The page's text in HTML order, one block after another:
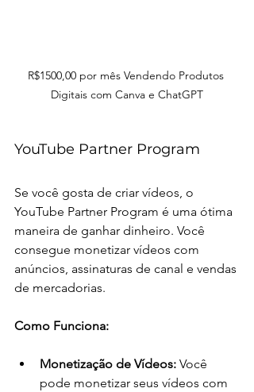
R$1500,00 por mês Vendendo Produtos
Digitais com Canva e ChatGPT
YouTube Partner Program
Se você gosta de criar vídeos, o
YouTube Partner Program é uma ótima
maneira de ganhar dinheiro. Você
consegue monetizar vídeos com
anúncios, assinaturas de canal e vendas
de mercadorias.
Como Funciona:
Monetização de Vídeos: Você
pode monetizar seus vídeos com